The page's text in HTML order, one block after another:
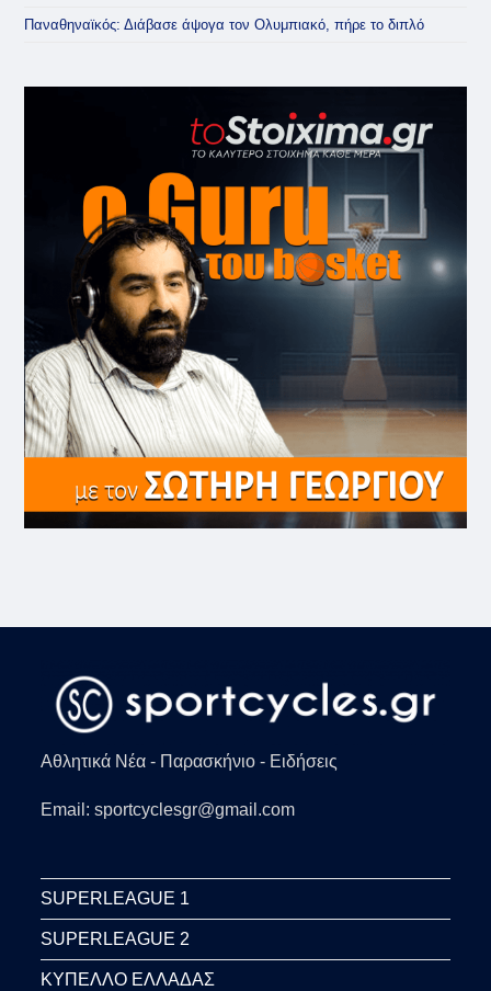
Παναθηναϊκός: Διάβασε άψογα τον Ολυμπιακό, πήρε το διπλό
Αθλητικά Νέα - Παρασκήνιο - Ειδήσεις
Email: sportcyclesgr@gmail.com
SUPERLEAGUE 1
SUPERLEAGUE 2
ΚΥΠΕΛΛΟ ΕΛΛΑΔΑΣ